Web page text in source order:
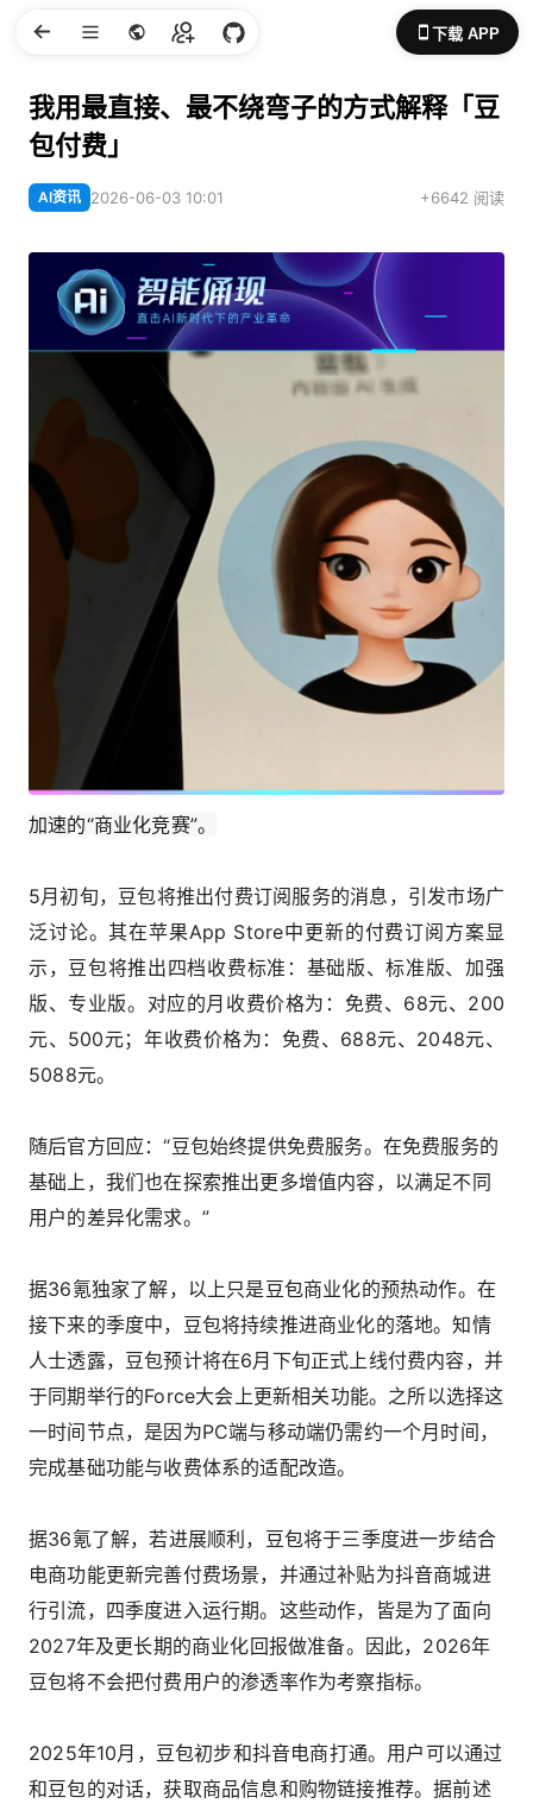
下载 APP
我用最直接、最不绕弯子的方式解释「豆
包付费」
AI资讯 2026-06-03 10:01 +6642 阅读
加速的“商业化竞赛”。
5月初旬，豆包将推出付费订阅服务的消息，引发市场广
泛讨论。其在苹果App Store中更新的付费订阅方案显
示，豆包将推出四档收费标准：基础版、标准版、加强
版、专业版。对应的月收费价格为：免费、68元、200
元、500元；年收费价格为：免费、688元、2048元、
5088元。
随后官方回应：“豆包始终提供免费服务。在免费服务的
基础上，我们也在探索推出更多增值内容，以满足不同
用户的差异化需求。”
据36氪独家了解，以上只是豆包商业化的预热动作。在
接下来的季度中，豆包将持续推进商业化的落地。知情
人士透露，豆包预计将在6月下旬正式上线付费内容，并
于同期举行的Force大会上更新相关功能。之所以选择这
一时间节点，是因为PC端与移动端仍需约一个月时间，
完成基础功能与收费体系的适配改造。
据36氪了解，若进展顺利，豆包将于三季度进一步结合
电商功能更新完善付费场景，并通过补贴为抖音商城进
行引流，四季度进入运行期。这些动作，皆是为了面向
2027年及更长期的商业化回报做准备。因此，2026年
豆包将不会把付费用户的渗透率作为考察指标。
2025年10月，豆包初步和抖音电商打通。用户可以通过
和豆包的对话，获取商品信息和购物链接推荐。据前述